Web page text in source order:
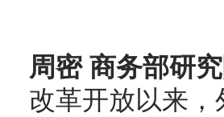
周密 商务部研
改革开放以来